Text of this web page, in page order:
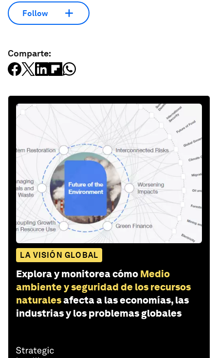
Follow
Comparte:
LA VISIÓN GLOBAL
Explora y monitorea cómo Medio
ambiente y seguridad de los recursos
naturalesafecta a las economías, las
industrias y los problemas globales